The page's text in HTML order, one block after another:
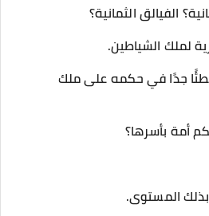
الفيالق الثمانية؟
لملك الشياطين.
جدًا في حكمه على ملك
أمة بأسرها؟
المستوى.